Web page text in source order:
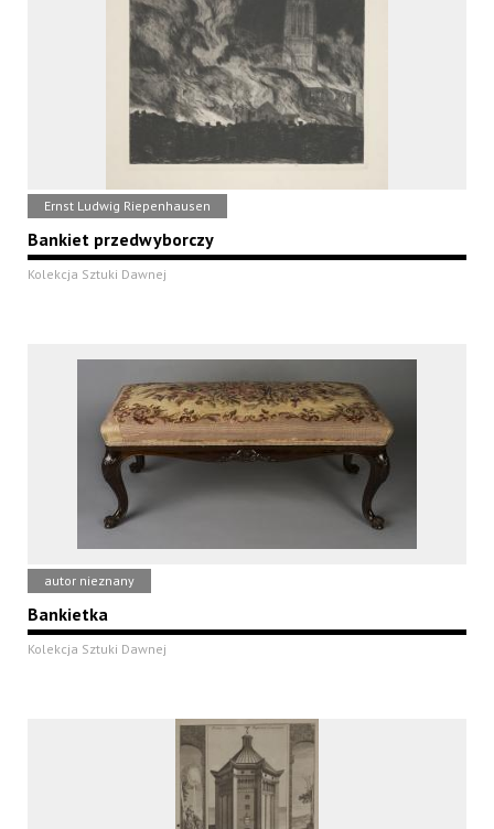
Ernst Ludwig Riepenhausen
Bankiet przedwyborczy
Kolekcja Sztuki Dawnej
autor nieznany
Bankietka
Kolekcja Sztuki Dawnej